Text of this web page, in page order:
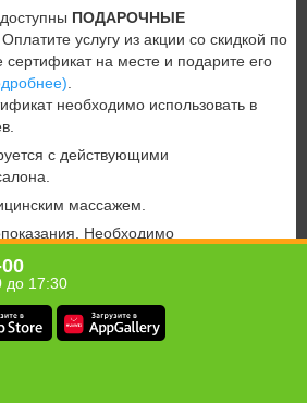
ПОДАРОЧНЫЕ
Оплатите услугу из акции со скидкой по
сертификат на месте и подарите его
.
необходимо использовать в
с действующими
массажем.
Необходимо
у специалиста.
ОГРН 1147154028834, область
д. 6Б, оф. помещение 1, 300028
до 17:30